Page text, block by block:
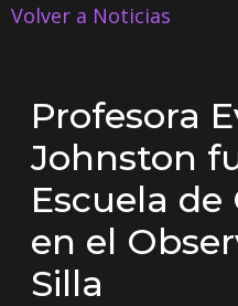
Volver a Noticias
Profesora
Johnston
Escuela
en el
Silla